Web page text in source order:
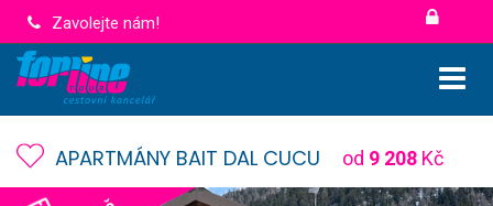
Zavolejte nám!
APARTMÁNY BAIT DAL CUCU od 9 208 Kč